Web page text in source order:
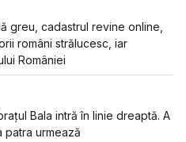
greu, cadastrul revine online,
români strălucesc, iar
României
Bala intră în linie dreaptă. A
patra urmează